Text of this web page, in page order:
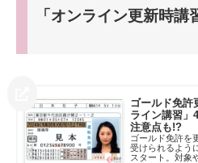
「オンライン更新時講
ゴールド免許
ライン講習」
注意点も!?
ゴールド免許を
受けられるよう
スタート。対象